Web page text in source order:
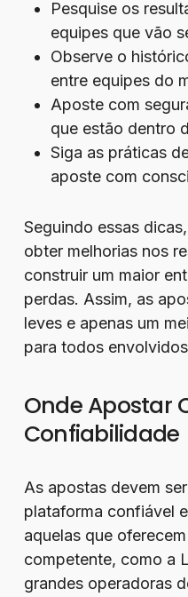
Pesquise os
equipes que vão
Observe o
entre equipes do
Aposte com
que estão dentro
Siga as práticas
aposte com
Seguindo essas
obter melhorias nos
construir um maior
perdas. Assim, as
leves e apenas um
para todos
Onde Apostar
Confiabilidade
As apostas devem
plataforma confiável
aquelas que
competente, como a
grandes operadoras